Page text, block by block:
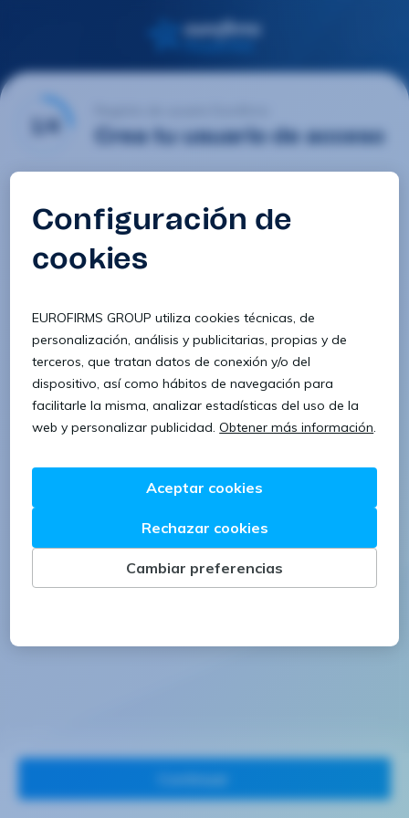
1/4 Crea tu usuario de acceso
Contraseña
Confirmar contraseña
8 caracteres 1 letra minúscula
1 letra mayúscula 1 número